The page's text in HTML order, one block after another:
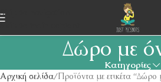
Skip to navigation
Skip to main content
Δώρο με
Κατηγορίες
Αρχική σελίδα Προϊόντα με ετικέτα